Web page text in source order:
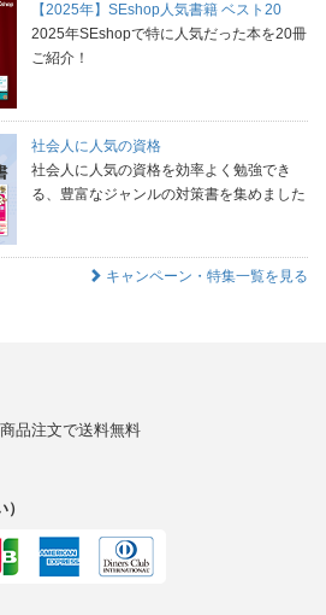
【2025年】SEshop人気書籍 ベスト20
2025年SEshopで特に人気だった本を20冊
ご紹介！
社会人に人気の資格
社会人に人気の資格を効率よく勉強でき
る、豊富なジャンルの対策書を集めました
キャンペーン・特集一覧を見る
品注文で送料無料